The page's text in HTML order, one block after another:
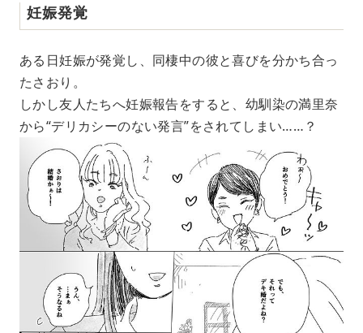
妊娠発覚
ある日妊娠が発覚し、同棲中の彼と喜びを分かち合っ
たさおり。
しかし友人たちへ妊娠報告をすると、幼馴染の満里奈
から“デリカシーのない発言”をされてしまい……？